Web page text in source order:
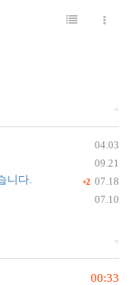
+
04.03
09.21
+2 07.18
니다.
07.10
+
00:33